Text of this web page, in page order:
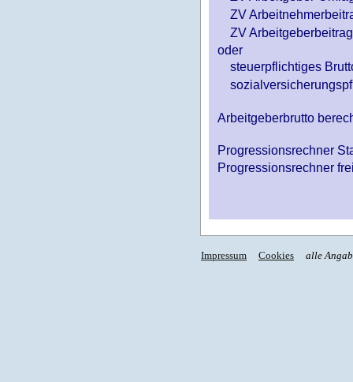
ZV
ZV
oder
steuerpflichtiges
Arbeitgeberbrutto
Progressionsrechner
Progressionsrechner
Impressum Cookies alle